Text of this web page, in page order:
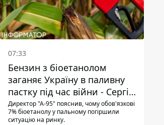
07:33
Бензин з біоетанолом
заганяє Україну в паливну
пастку під час війни - Сергій
Куюн
Директор "А-95" пояснив, чому обов'язкові
7% біоетанолу у пальному погіршили
ситуацію на ринку.